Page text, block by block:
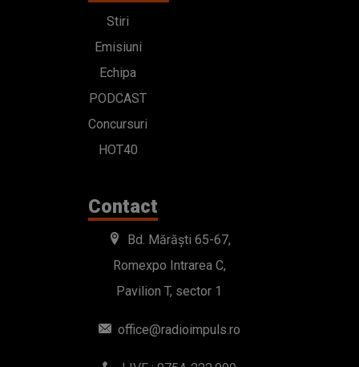
Stiri
Emisiuni
Echipa
PODCAST
Concursuri
HOT40
Contact
Bd. Mărăști 65-67,
Romexpo Intrarea C,
Pavilion T, sector 1
office@radioimpuls.ro